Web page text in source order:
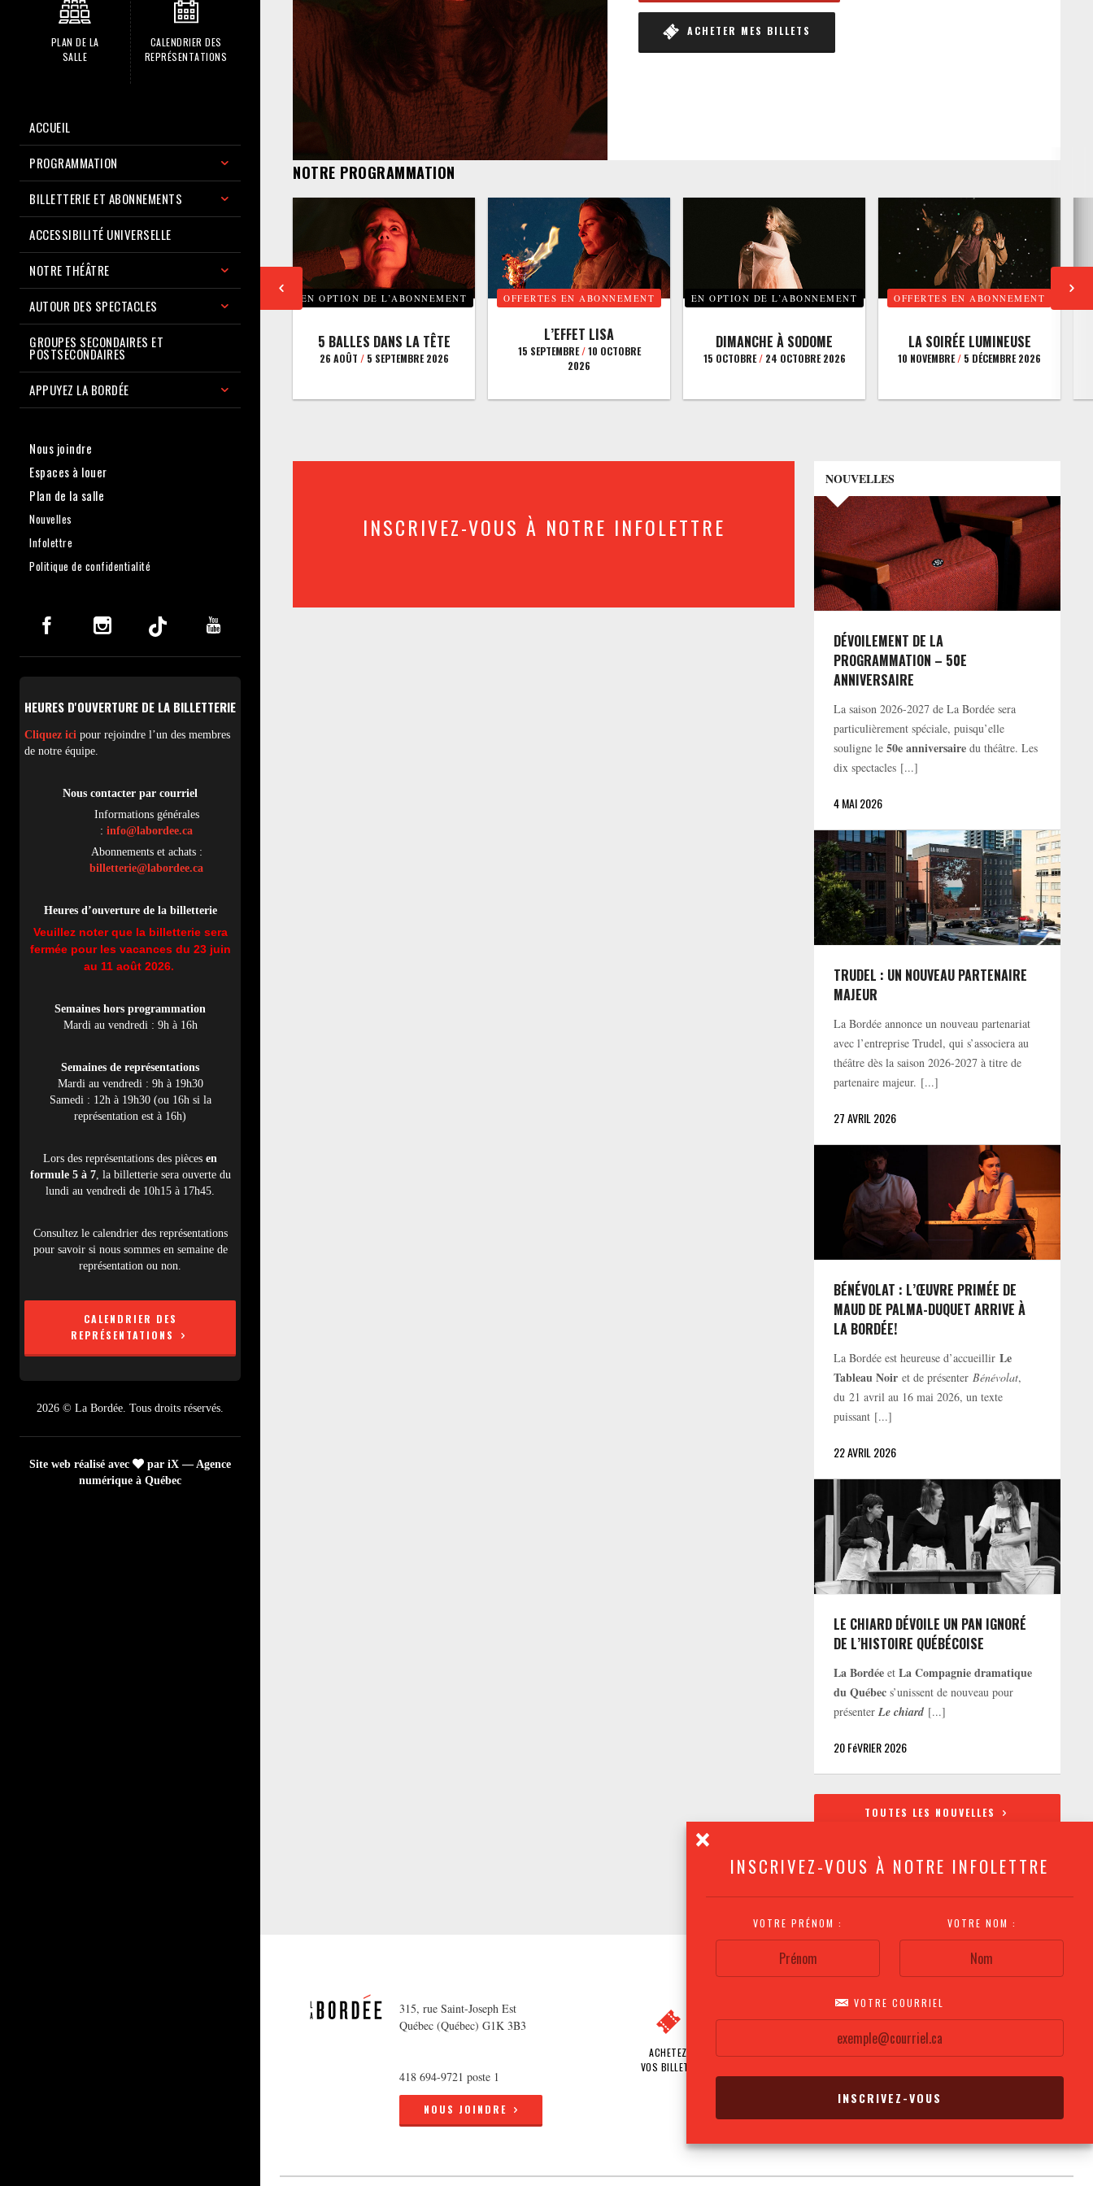
INSCRIVEZ-VOUS À NOTRE INFOLETTRE
VOTRE PRÉNOM : VOTRE NOM :
VOTRE COURRIEL
PLAN DE LA
SALLE
CALENDRIER DES
REPRÉSENTATIONS
ACCUEIL
PROGRAMMATION
BILLETTERIE ET ABONNEMENTS
ACCESSIBILITÉ UNIVERSELLE
NOTRE THÉÂTRE
AUTOUR DES SPECTACLES
GROUPES SECONDAIRES ET
POSTSECONDAIRES
APPUYEZ LA BORDÉE
Nous joindre
Espaces à louer
Plan de la salle
Nouvelles
Infolettre
Politique de confidentialité
HEURES D'OUVERTURE DE LA BILLETTERIE
Cliquez ici pour rejoindre l’un des membres
de notre équipe.
Nous contacter par courriel
Informations générales
: info@labordee.ca
Abonnements et achats :
billetterie@labordee.ca
Heures d’ouverture de la billetterie
Veuillez noter que la billetterie sera
fermée pour les vacances du 23 juin
au 11 août 2026.
Semaines hors programmation
Mardi au vendredi : 9h à 16h
Semaines de représentations
Mardi au vendredi : 9h à 19h30
Samedi : 12h à 19h30 (ou 16h si la
représentation est à 16h)
Lors des représentations des pièces en
formule 5 à 7, la billetterie sera ouverte du
lundi au vendredi de 10h15 à 17h45.
Consultez le calendrier des représentations
pour savoir si nous sommes en semaine de
représentation ou non.
CALENDRIER DES
REPRÉSENTATIONS
2026 © La Bordée. Tous droits réservés.
Site web réalisé avec
par iX — Agence
numérique à Québec
ACHETER MES BILLETS
NOTRE PROGRAMMATION
EN OPTION DE L’ABONNEMENT
5 BALLES DANS LA TÊTE
26 AOÛT /5 SEPTEMBRE 2026
OFFERTES EN ABONNEMENT
L’EFFET LISA
15 SEPTEMBRE/10 OCTOBRE
2026
EN OPTION DE L’ABONNEMENT
DIMANCHE À SODOME
15 OCTOBRE/24 OCTOBRE 2026
OFFERTES EN ABONNEMENT
LA SOIRÉE LUMINEUSE
10 NOVEMBRE/ 5 DÉCEMBRE 2026
INSCRIVEZ-VOUS À NOTRE INFOLETTRE
NOUVELLES
DÉVOILEMENT DE LA
PROGRAMMATION – 50E
ANNIVERSAIRE
La saison 2026-2027 de La Bordée sera
particulièrement spéciale, puisqu’elle
souligne le50e anniversaire du théâtre. Les
dix spectacles [...]
4 MAI 2026
TRUDEL : UN NOUVEAU PARTENAIRE
MAJEUR
La Bordée annonce un nouveau partenariat
avec l’entreprise Trudel, qui s’associera au
théâtre dès la saison 2026-2027 à titre de
partenaire majeur. [...]
27 AVRIL 2026
BÉNÉVOLAT : L’ŒUVRE PRIMÉE DE
MAUD DE PALMA-DUQUET ARRIVE À
LA BORDÉE!
La Bordée est heureuse d’accueillirLe
Tableau Noir et de présenterBénévolat,
du 21 avril au 16 mai 2026, un texte
puissant [...]
22 AVRIL 2026
LE CHIARD DÉVOILE UN PAN IGNORÉ
DE L’HISTOIRE QUÉBÉCOISE
La Bordée etLa Compagnie dramatique
du Québec s’unissent de nouveau pour
présenterLe chiard [...]
20 FéVRIER 2026
TOUTES LES NOUVELLES
315, rue Saint-Joseph Est
Québec (Québec) G1K 3B3
418 694-9721 poste 1
NOUS JOINDRE
ACHETEZ
VOS BILLETS